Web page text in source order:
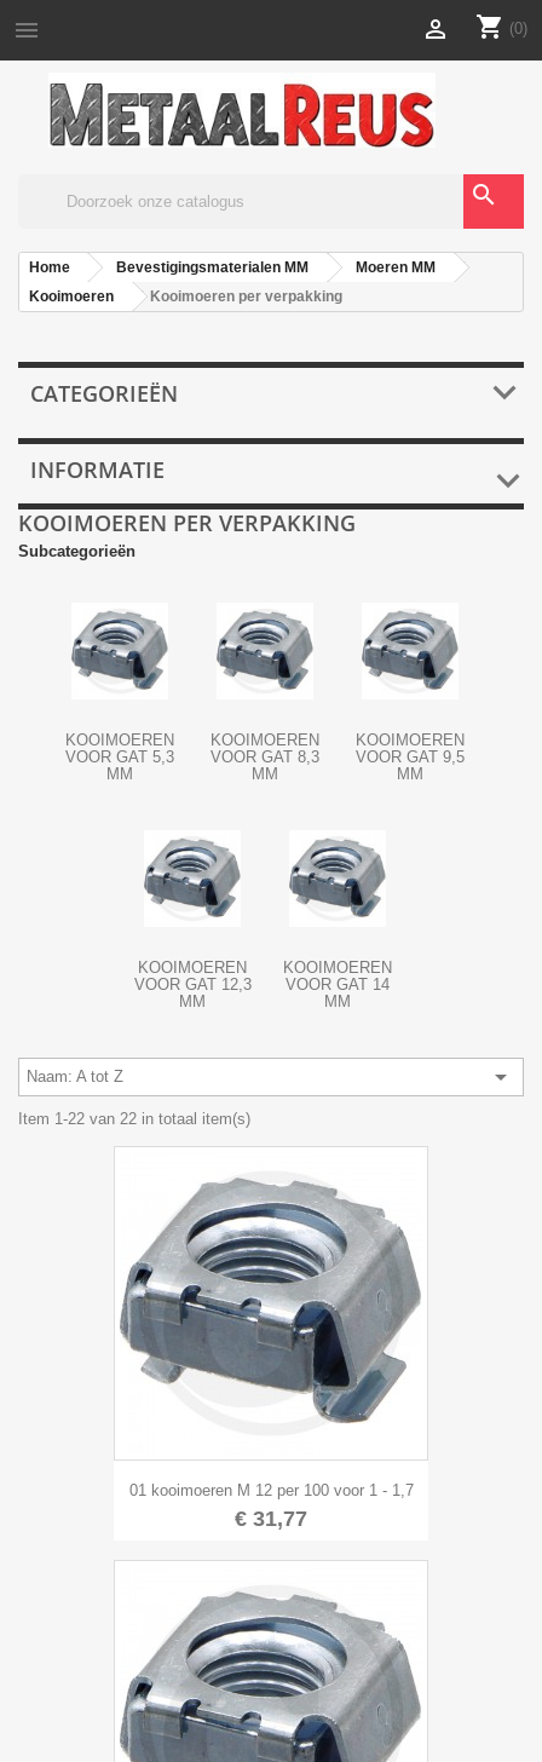
 shopping_cart (0)

search
Home Bevestigingsmaterialen MM
Moeren MM
Kooimoeren
Kooimoeren per verpakking
CATEGORIEËN 
INFORMATIE 
KOOIMOEREN PER VERPAKKING
Subcategorieën
KOOIMOEREN
VOOR GAT 5,3
MM
KOOIMOEREN
VOOR GAT 8,3
MM
KOOIMOEREN
VOOR GAT 9,5
MM
KOOIMOEREN
VOOR GAT 12,3
MM
KOOIMOEREN
VOOR GAT 14
MM
Naam: A tot Z 
Item 1-22 van 22 in totaal item(s)
01 kooimoeren M 12 per 100 voor 1 - 1,7
€ 31,77